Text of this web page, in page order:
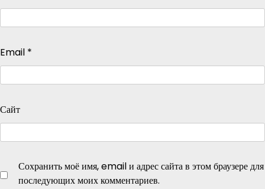
Email *
Сайт
Сохранить моё имя, email и адрес сайта в этом браузере для
последующих моих комментариев.